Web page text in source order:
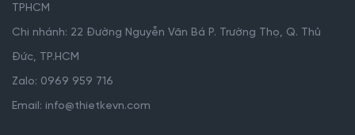
TPHCM
Chi nhánh: 22 Đường Nguyễn Văn Bá P. Trường Thọ, Q. Thủ
Đức, TP.HCM
Zalo: 0969 959 716
Email: info@thietkevn.com